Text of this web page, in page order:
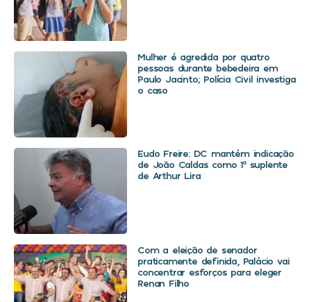
Mulher é agredida por quatro
pessoas durante bebedeira em
Paulo Jacinto; Polícia Civil investiga
o caso
Eudo Freire: DC mantém indicação
de João Caldas como 1º suplente
de Arthur Lira
Com a eleição de senador
praticamente definida, Palácio vai
concentrar esforços para eleger
Renan Filho